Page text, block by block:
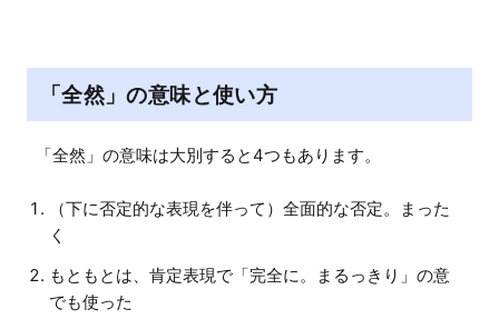
「全然」の意味と使い方
「全然」の意味は大別すると4つもあります。
（下に否定的な表現を伴って）全面的な否定。まった
く
もともとは、肯定表現で「完全に。まるっきり」の意
でも使った